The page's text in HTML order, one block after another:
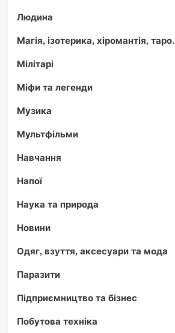
Людина
Магія, ізотерика, хіромантія, таро.
Мілітарі
Міфи та легенди
Музика
Мультфільми
Навчання
Напої
Наука та природа
Новини
Одяг, взуття, аксесуари та мода
Паразити
Підприємництво та бізнес
Побутова техніка